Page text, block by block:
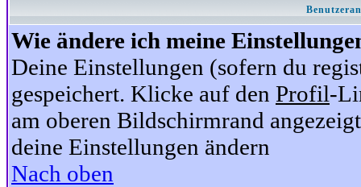
Wie ändere ich meine
Deine Einstellungen (sofern du
gespeichert. Klicke auf den Profil-
am oberen Bildschirmrand
deine Einstellungen ändern
Nach oben